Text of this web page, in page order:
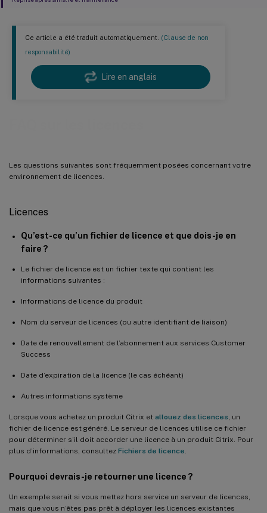
Ce article a été traduit automatiquement. (Clause de non
responsabilité)
Lire en anglais
Les questions suivantes sont fréquemment posées concernant votre
environnement de licences.
Licences
Qu’est-ce qu’un fichier de licence et que dois-je en
faire ?
Le fichier de licence est un fichier texte qui contient les
informations suivantes :
Informations de licence du produit
Nom du serveur de licences (ou autre identifiant de liaison)
Date de renouvellement de l’abonnement aux services Customer
Success
Date d’expiration de la licence (le cas échéant)
Autres informations système
Lorsque vous achetez un produit Citrix et allouez des licences , un
fichier de licence est généré. Le serveur de licences utilise ce fichier
pour déterminer s’il doit accorder une licence à un produit Citrix. Pour
plus d’informations, consultez Fichiers de licence
Pourquoi devrais-je retourner une licence ?
Un exemple serait si vous mettez hors service un serveur de licences,
mais que vous n’êtes pas prêt à déployer les licences existantes